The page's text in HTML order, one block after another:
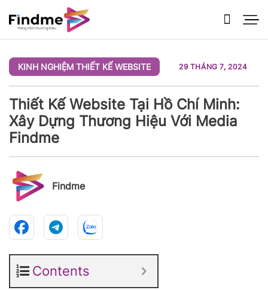
qua
nội
KINH NGHIỆM THIẾT KẾ WEBSITE 29 THÁNG 7, 2024
Thiết Kế Website Tại Hồ Chí Minh:
Xây Dựng Thương Hiệu Với Media
Findme
Findme
Contents